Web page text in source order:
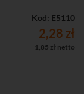
Kod: E5110
2,28 zł
1,85 zł netto